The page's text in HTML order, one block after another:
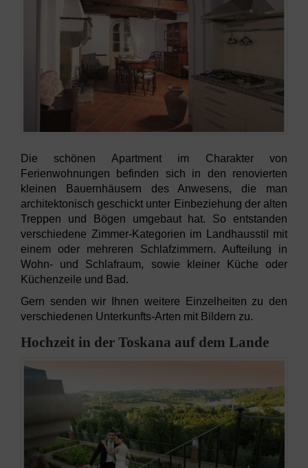
Die schönen Apartment im Charakter von
Ferienwohnungen befinden sich in den renovierten
kleinen Bauernhäusern des Anwesens, die man
architektonisch geschickt unter Einbeziehung der alten
Treppen und Bögen umgebaut hat. So entstanden
verschiedene Zimmer-Kategorien im Landhausstil mit
einem oder mehreren Schlafzimmern. Aufteilung in
Wohn- und Schlafraum, sowie kleiner Küche oder
Küchenzeile und Bad.
Gern senden wir Ihnen weitere Einzelheiten zu den
verschiedenen Unterkunfts-Arten mit Bildern zu.
Hochzeit in der Toskana auf dem Lande